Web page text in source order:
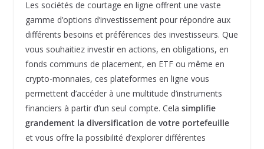
Les sociétés de courtage en ligne offrent une vaste
gamme d’options d’investissement pour répondre aux
différents besoins et préférences des investisseurs. Que
vous souhaitiez investir en actions, en obligations, en
fonds communs de placement, en ETF ou même en
crypto-monnaies, ces plateformes en ligne vous
permettent d’accéder à une multitude d’instruments
financiers à partir d’un seul compte. Cela simplifie
grandement la diversification de votre portefeuille
et vous offre la possibilité d’explorer différentes